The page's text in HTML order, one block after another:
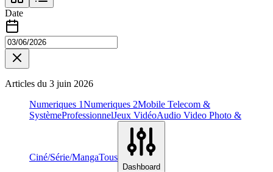
Date
Articles du 3 juin 2026
Numeriques 1Numeriques 2Mobile Telecom &
SystèmeProfessionnelJeux VidéoAudio Video Photo &
Ciné/Série/MangaTous
Dashboard